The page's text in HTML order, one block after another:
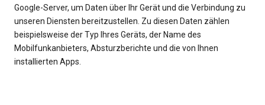
Google-Server, um Daten über Ihr Gerät und die Verbindung zu
unseren Diensten bereitzustellen. Zu diesen Daten zählen
beispielsweise der Typ Ihres Geräts, der Name des
Mobilfunkanbieters, Absturzberichte und die von Ihnen
installierten Apps.